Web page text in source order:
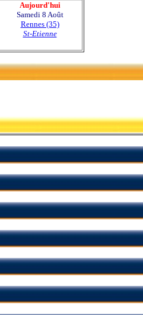
Aujourd'hui
Samedi 8 Août
Rennes (35)
St-Etienne